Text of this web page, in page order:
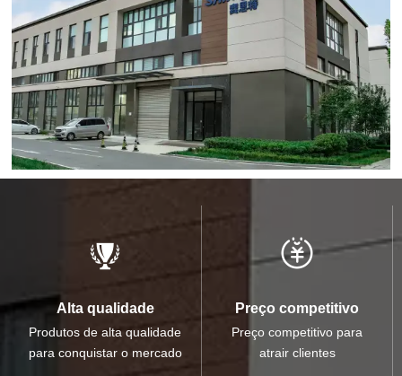

Alta qualidade
Produtos de alta qualidade
para conquistar o mercado

Preço competitivo
Preço competitivo para
atrair clientes